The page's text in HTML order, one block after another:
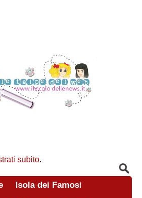
subito.
Isola dei Famosi